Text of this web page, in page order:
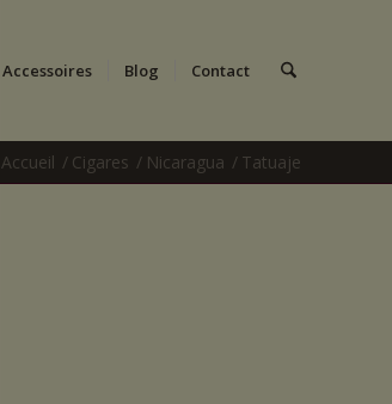
Accessoires Blog Contact
Accueil / Cigares / Nicaragua / Tatuaje